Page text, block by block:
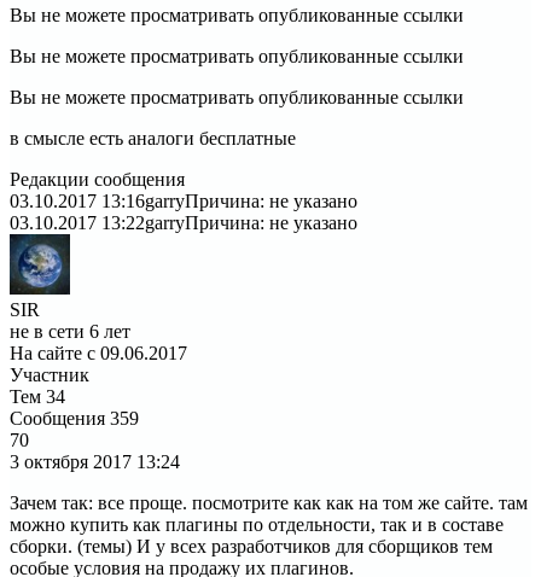
Вы не можете просматривать опубликованные ссылки
Вы не можете просматривать опубликованные ссылки
Вы не можете просматривать опубликованные ссылки
в смысле есть аналоги бесплатные
Редакции сообщения
03.10.2017 13:16garryПричина: не указано
03.10.2017 13:22garryПричина: не указано
SIR
не в сети 6 лет
На сайте с 09.06.2017
Участник
Тем 34
Сообщения 359
70
3 октября 2017 13:24
Зачем так: все проще. посмотрите как как на том же сайте. там
можно купить как плагины по отдельности, так и в составе
сборки. (темы) И у всех разработчиков для сборщиков тем
особые условия на продажу их плагинов.